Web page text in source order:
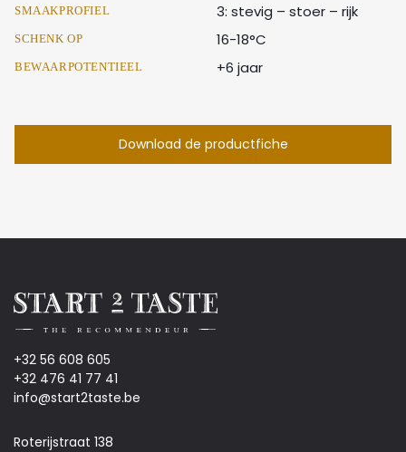
SMAAKPROFIEL 3: stevig – stoer – rijk
SCHENK OP 16-18°C
BEWAARPOTENTIEEL +6 jaar
Download de productfiche
+32 56 608 605
+32 476 41 77 41
info@start2taste.be
Roterijstraat 138